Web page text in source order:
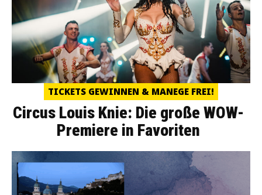
TICKETS GEWINNEN & MANEGE FREI!
Circus Louis Knie: Die große WOW-
Premiere in Favoriten